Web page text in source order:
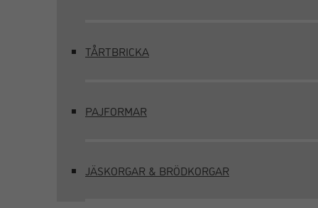
TÅRTBRICKA
PAJFORMAR
JÄSKORGAR & BRÖDKORGAR